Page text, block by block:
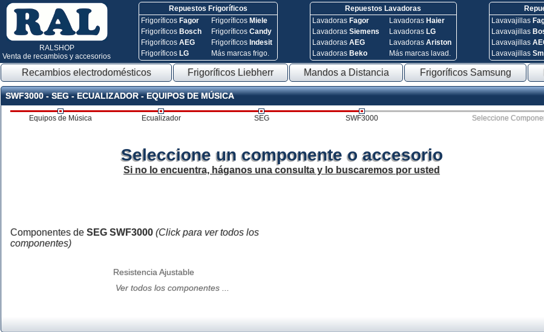
RALSHOP
Venta de recambios y accesorios
Repuestos Frigoríficos
Frigoríficos Fagor
Frigoríficos Bosch
FrigoríficosAEG
Frigoríficos LG
Frigoríficos Miele
FrigoríficosCandy
Frigoríficos Indesit
Más marcas frigo.
Repuestos Lavadoras
Lavadoras Fagor
Lavadoras Siemens
Lavadoras AEG
Lavadoras Beko
Lavadoras Haier
Lavadoras LG
Lavadoras Ariston
Más marcas lavad.
Lavavajillas
Lavavajillas
Lavavajillas
Lavavajillas
Recambios electrodomésticos Frigoríficos Liebherr Mandos a Distancia Frigoríficos Samsung
SWF3000 - SEG - ECUALIZADOR - EQUIPOS DE MÚSICA
Equipos de Música Ecualizador SEG SWF3000 Seleccione
Seleccione un componente o accesorio
Si no lo encuentra, háganos una consulta y lo buscaremos por usted
Componentes de SEG SWF3000 (Click para ver todos los
componentes)
Resistencia Ajustable
Ver todos los componentes ...